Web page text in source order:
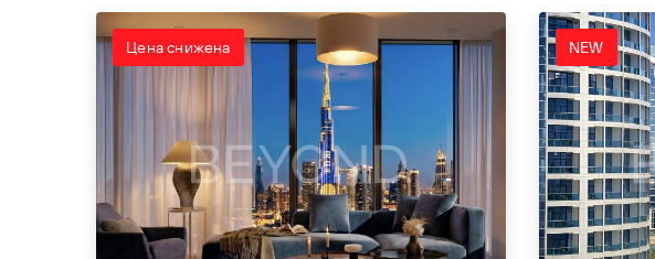
Цена снижена NEW